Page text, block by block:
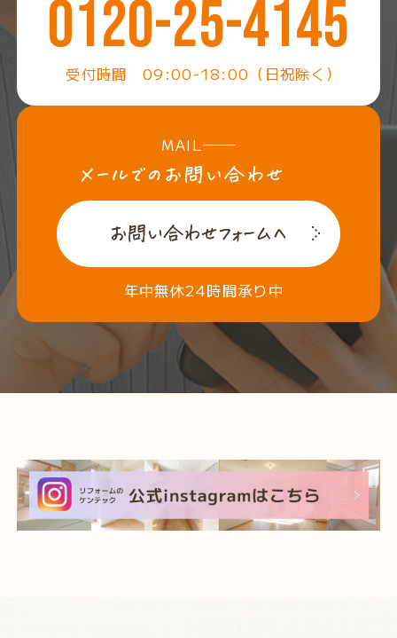
0120-25-4145
受付時間 09:00-18:00（日祝除く）
MAIL
年中無休24時間承り中